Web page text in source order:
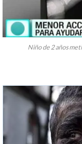
Niño de 2 años